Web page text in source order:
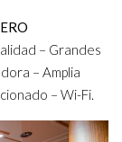
– Grandes
– Amplia
– Wi-Fi.